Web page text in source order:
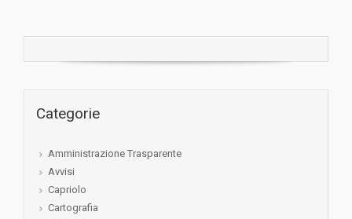
Categorie
Amministrazione Trasparente
Avvisi
Capriolo
Cartografia